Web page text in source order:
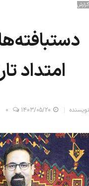
گزارش
امتداد
نویسنده ۱۴۰۳/۰۵/۲۰ 0